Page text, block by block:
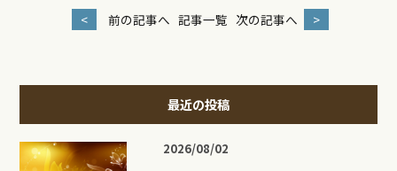
< 前の記事へ 記事一覧 次の記事へ >
最近の投稿
2026/08/02